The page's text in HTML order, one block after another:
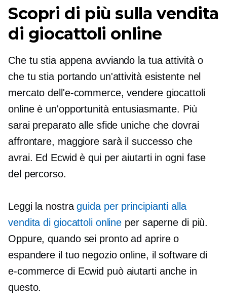
Scopri di più sulla vendita
di giocattoli online
Che tu stia appena avviando la tua attività o
che tu stia portando un'attività esistente nel
mercato dell'e-commerce, vendere giocattoli
online è un'opportunità entusiasmante. Più
sarai preparato alle sfide uniche che dovrai
affrontare, maggiore sarà il successo che
avrai. Ed Ecwid è qui per aiutarti in ogni fase
del percorso.
Leggi la nostraguida per principianti alla
vendita di giocattoli online per saperne di più.
Oppure, quando sei pronto ad aprire o
espandere il tuo negozio online, il software di
e-commerce di Ecwid può aiutarti anche in
questo.